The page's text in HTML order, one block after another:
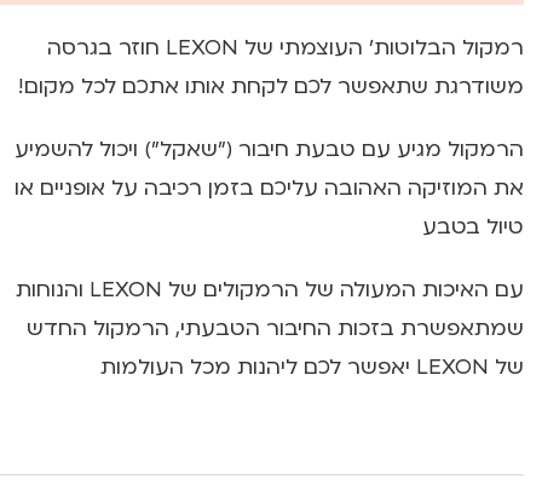
רמקול הבלוטות' העוצמתי של LEXON חוזר בגרסה
משודרגת שתאפשר לכם לקחת אותו אתכם לכל מקום!
הרמקול מגיע עם טבעת חיבור ("שאקל") ויכול להשמיע
את המוזיקה האהובה עליכם בזמן רכיבה על אופניים או
טיול בטבע
עם האיכות המעולה של הרמקולים של LEXON והנוחות
שמתאפשרת בזכות החיבור הטבעתי, הרמקול החדש
של LEXON יאפשר לכם ליהנות מכל העולמות